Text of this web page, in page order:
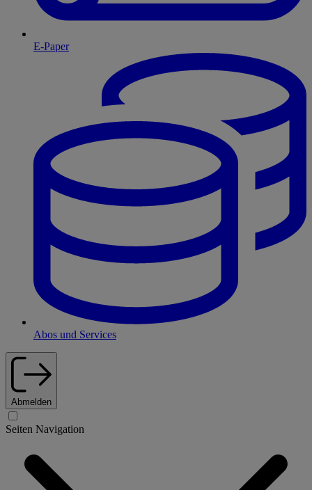
E-Paper
Abos und Services
Abmelden
Seiten Navigation